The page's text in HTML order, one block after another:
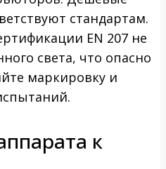
стандартам.
EN 207 не
света, что опасно
маркировку и
к